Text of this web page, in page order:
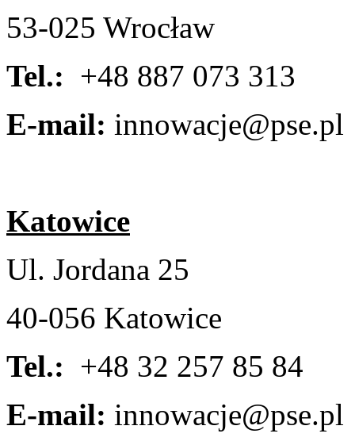
53-025 Wrocław
Tel.: +48 887 073 313
E-mail: innowacje@pse.pl
Katowice
Ul. Jordana 25
40-056 Katowice
Tel.: +48 32 257 85 84
E-mail: innowacje@pse.pl